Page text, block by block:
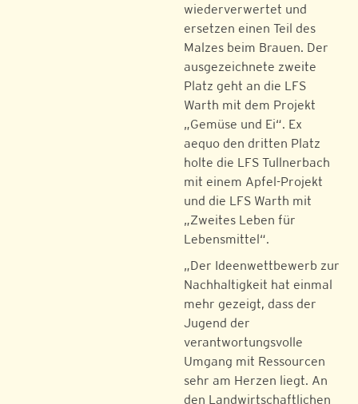
wiederverwertet und
ersetzen einen Teil des
Malzes beim Brauen. Der
ausgezeichnete zweite
Platz geht an die LFS
Warth mit dem Projekt
„Gemüse und Ei“. Ex
aequo den dritten Platz
holte die LFS Tullnerbach
mit einem Apfel-Projekt
und die LFS Warth mit
„Zweites Leben für
Lebensmittel“.
„Der Ideenwettbewerb zur
Nachhaltigkeit hat einmal
mehr gezeigt, dass der
Jugend der
verantwortungsvolle
Umgang mit Ressourcen
sehr am Herzen liegt. An
den Landwirtschaftlichen